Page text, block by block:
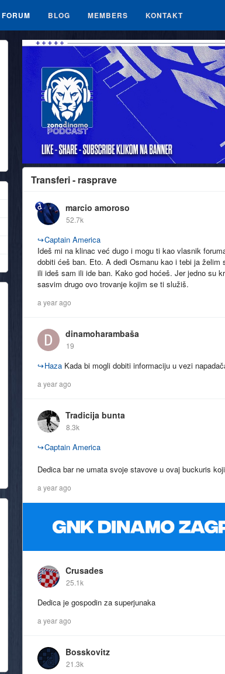
FORUM BLOG MEMBERS KONTAKT
Transferi - rasprave
marcio amoroso
52.7k
↪Captain America
Ideš mi na klinac već dugo i mogu ti kao vlasnik
dobiti ćeš ban. Eto. A dedi Osmanu kao i tebi ja
ili ideš sam ili ide ban. Kako god hoćeš. Jer jedno su
sasvim drugo ovo trovanje kojim se ti služiš.
a year ago
dinamoharambaša
19
↪Haza Kada bi mogli dobiti informaciju u vezi
a year ago
Tradicija bunta
8.3k
↪Captain America
Dedica bar ne umata svoje stavove u ovaj buckuris
a year ago
Crusades
25.1k
Dedica je gospodin za superjunaka
a year ago
Bosskovitz
21.3k